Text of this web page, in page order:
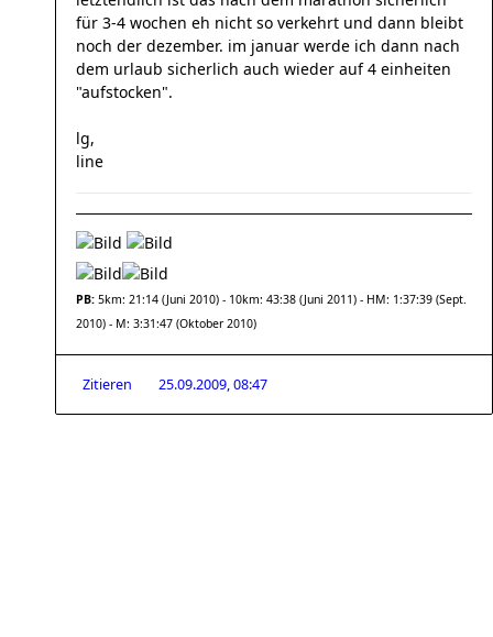
für 3-4 wochen eh nicht so verkehrt und dann bleibt
noch der dezember. im januar werde ich dann nach
dem urlaub sicherlich auch wieder auf 4 einheiten
"aufstocken".
lg,
line
PB: 5km: 21:14 (Juni 2010) - 10km: 43:38 (Juni 2011) - HM: 1:37:39 (Sept.
2010) - M: 3:31:47 (Oktober 2010)
Zitieren 25.09.2009, 08:47